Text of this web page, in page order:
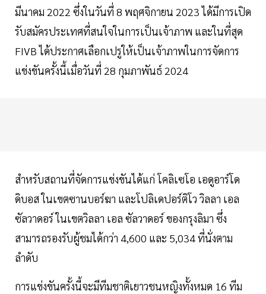
มีนาคม 2022 ซึ่งในวันที่ 8 พฤศจิกายน 2023 ได้มีการเปิด
รับสมัครประเทศที่สนใจในการเป็นเจ้าภาพ และในที่สุด
FIVB ได้ประกาศเลือกเปรูให้เป็นเจ้าภาพในการจัดการ
แข่งขันครั้งนี้เมื่อวันที่ 28 กุมภาพันธ์ 2024
สำหรับสถานที่จัดการแข่งขันได้แก่ โคลิเซโอ เอดูอาร์โด
ดิบอส ในเขตซานบอร์ฆา และโปลิเดปอร์ติโว วิลลา เอล
ซัลวาดอร์ ในเขตวิลลา เอล ซัลวาดอร์ ของกรุงลิมา ซึ่ง
สามารถรองรับผู้ชมได้กว่า 4,600 และ 5,034 ที่นั่งตาม
ลำดับ
การแข่งขันครั้งนี้จะมีทีมชาติเยาวชนหญิงทั้งหมด 16 ทีม